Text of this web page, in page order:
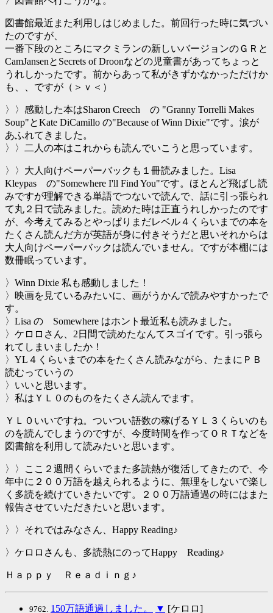
図書館最近また利用しはじめました。前回行った時に気づい
たのですが、
一番下段のところにマクミランの新しいバージョンのＧＲと
CamJansenとSecrets of Droonなどの児童書があってちょっと
うれしかったです。前からあって私がきずかなかっただけか
も、、ですが（＞ｖ＜）
〉〉感動した本はSharon Creech の "Granny Torrelli Makes
Soup"とKate DiCamillo の"Because of Winn Dixie"です。涙が
あふれてきました。
〉〉二人の本はこれからも読んでいこうと思っています。
〉〉大人向けペーパーバックも１冊読みました。Lisa
Kleypas の"Somewhere I'll Find You"です。ほとんど飛ばし読
みですが理解できる単語でつないで読んで、話に引っ張られ
て丸２日で読みました。読めた時は正直うれしかったのです
が、今考えてみるとやっぱりまだレベル４くらいまでの本を
たくさん読んだ方が英語が身に付きそうだと思いそれからは
大人向けペーパーバックは読んでいません。ですが本棚には
数冊眠っています。
〉Winn Dixie 私も感動しました！
〉映画を見ているみたいに、画がうかんで読みやすかったで
す。
〉Lisa の Somewhere はホント最近私も読みました。
〉ケロロさん、2日間で読めたなんてスゴイです。引っ張ら
れてしまいましたか！
〉YL４くらいまでの本をたくさん読みながら、たまにＰＢ
読むっていうの
〉いいと思います。
〉私はＹＬ０のものをたくさん読んでます。
ＹＬ０いいですね。ついつい語数の稼げるＹＬ３くらいのも
のを読んでしまうのですが、今度時間を作ってＯＲＴなどを
図書館を利用して読みたいと思います。
〉〉ここ２週間くらいでまた多読熱が復活してきたので、今
年中に２００万語を越えられるように、無理をしないで楽し
く多読を続けていきたいです。２００万語通過の時にはまた
報告させていただきたいと思います。
〉〉それではみなさん、Happy Reading♪
〉ケロロさんも、多読熱にのってHappy Reading♪
Ｈａｐｐｙ Ｒｅａｄｉｎｇ♪
9762. 150万語通過しました。 ▼ [ケロロ]